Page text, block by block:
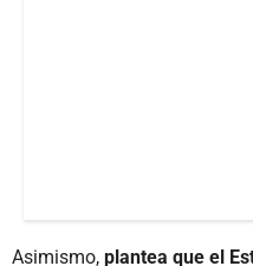
Asimismo, plantea que el